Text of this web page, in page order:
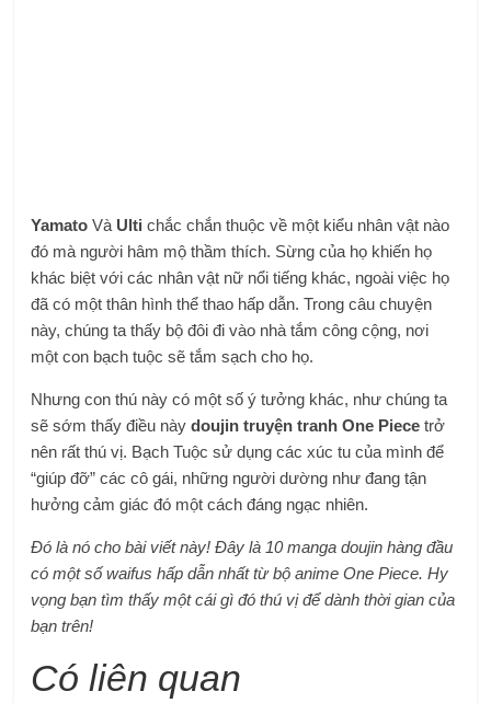
Yamato Và Ulti chắc chắn thuộc về một kiểu nhân vật nào
đó mà người hâm mộ thầm thích. Sừng của họ khiến họ
khác biệt với các nhân vật nữ nổi tiếng khác, ngoài việc họ
đã có một thân hình thể thao hấp dẫn. Trong câu chuyện
này, chúng ta thấy bộ đôi đi vào nhà tắm công cộng, nơi
một con bạch tuộc sẽ tắm sạch cho họ.
Nhưng con thú này có một số ý tưởng khác, như chúng ta
sẽ sớm thấy điều nàydoujin truyện tranh One Piece trở
nên rất thú vị. Bạch Tuộc sử dụng các xúc tu của mình để
“giúp đỡ” các cô gái, những người dường như đang tận
hưởng cảm giác đó một cách đáng ngạc nhiên.
Đó là nó cho bài viết này! Đây là 10 manga doujin hàng đầu
có một số waifus hấp dẫn nhất từ ​​​​bộ anime One Piece. Hy
vọng bạn tìm thấy một cái gì đó thú vị để dành thời gian của
bạn trên!
Có liên quan